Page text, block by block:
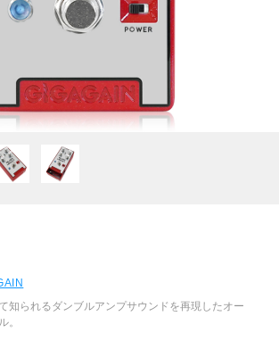
知られるダンブルアンプサウンドを再現したオー
。